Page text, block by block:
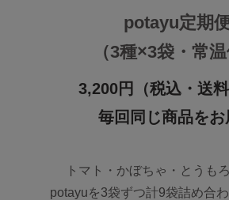
potayu定期
（3種×3袋・常温
3,200円（税込・送料
毎回同じ商品をお
トマト・かぼちゃ・とうも
potayuを3袋ずつ計9袋詰め合